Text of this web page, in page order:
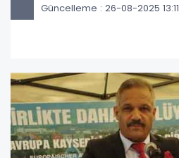
Güncelleme : 26-08-2025 13:11